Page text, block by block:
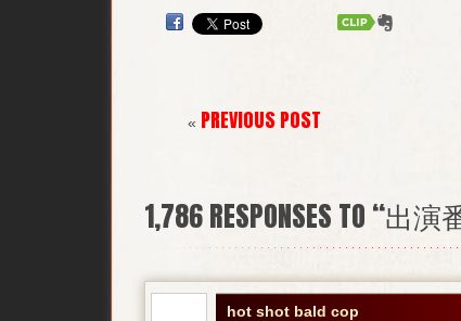
« PREVIOUS POST
1,786RESPONSES TO “出
hot shot bald cop